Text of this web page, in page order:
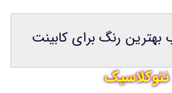
بهترین رنگ برای کابینت